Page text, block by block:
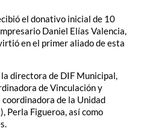
el donativo inicial de 10
Daniel Elías Valencia,
en el primer aliado de esta
directora de DIF Municipal,
de Vinculación y
de la Unidad
Perla Figueroa, así como